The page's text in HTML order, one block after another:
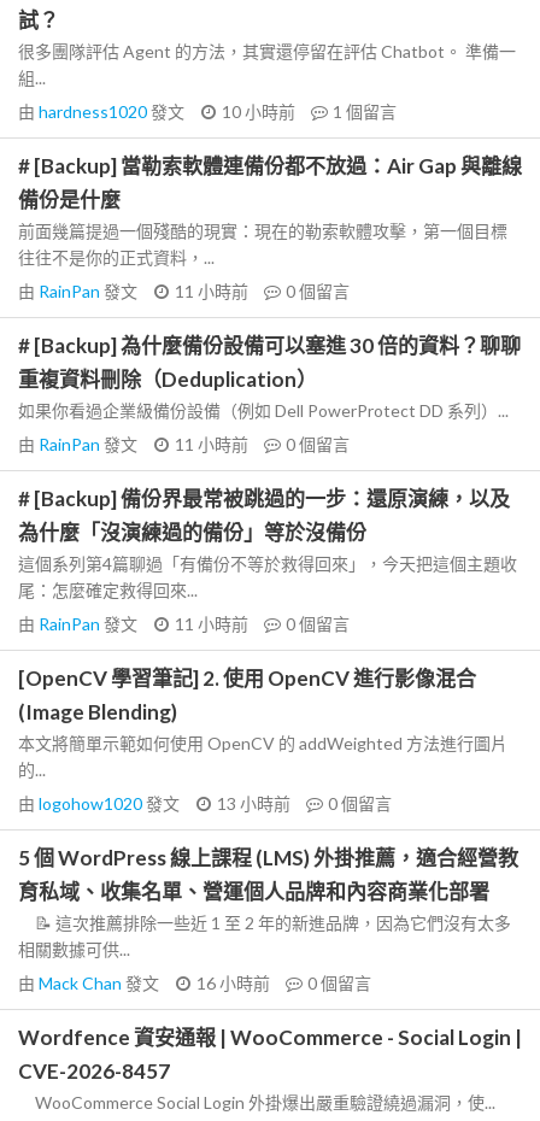
試？
很多團隊評估 Agent 的方法，其實還停留在評估 Chatbot。 準備一
組...
由 hardness1020發文 10 小時前 1 個留言
# [Backup] 當勒索軟體連備份都不放過：Air Gap 與離線
備份是什麼
前面幾篇提過一個殘酷的現實：現在的勒索軟體攻擊，第一個目標
往往不是你的正式資料，...
由 RainPan 發文 11 小時前 0個留言
# [Backup] 為什麼備份設備可以塞進 30 倍的資料？聊聊
重複資料刪除（Deduplication）
如果你看過企業級備份設備（例如 Dell PowerProtect DD 系列）...
由 RainPan 發文 11 小時前 0個留言
# [Backup] 備份界最常被跳過的一步：還原演練，以及
為什麼「沒演練過的備份」等於沒備份
這個系列第4篇聊過「有備份不等於救得回來」，今天把這個主題收
尾：怎麼確定救得回來...
由 RainPan 發文 11 小時前 0個留言
[OpenCV 學習筆記] 2. 使用 OpenCV 進行影像混合
(Image Blending)
本文將簡單示範如何使用 OpenCV 的 addWeighted 方法進行圖片
的...
由 logohow1020發文 13 小時前 0個留言
5 個 WordPress 線上課程 (LMS) 外掛推薦，適合經營教
育私域、收集名單、營運個人品牌和內容商業化部署
📝 這次推薦排除一些近 1 至 2 年的新進品牌，因為它們沒有太多
相關數據可供...
由 Mack Chan 發文 16 小時前 0個留言
Wordfence 資安通報 | WooCommerce - Social Login |
CVE-2026-8457
WooCommerce Social Login 外掛爆出嚴重驗證繞過漏洞，使...